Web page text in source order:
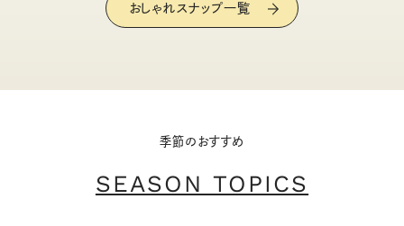
おしゃれスナップ一覧
季節のおすすめ
SEASON TOPICS